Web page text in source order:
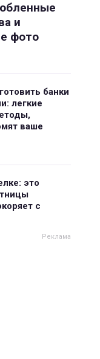
и
фото
банки
легкие
ваше
это
с